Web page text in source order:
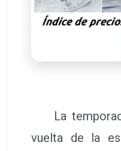
La
vuelta de la